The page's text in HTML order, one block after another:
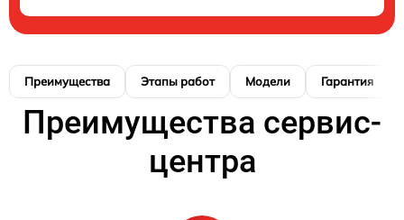
Преимущества Этапы работ Модели Гарантия
Преимущества сервис-
центра